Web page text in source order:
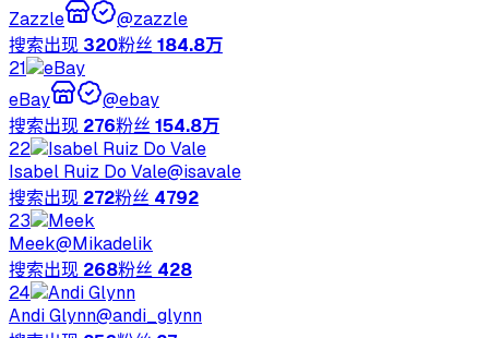
Zazzle
@zazzle
搜索出现 320粉丝 184.8万
21
eBay
@ebay
搜索出现 276粉丝 154.8万
22
Isabel Ruiz Do Vale@isavale
搜索出现 272粉丝 4792
23
Meek@Mikadelik
搜索出现 268粉丝 428
24
Andi Glynn@andi_glynn